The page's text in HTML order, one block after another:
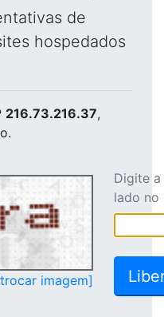
de
hospedados
216.73.216.37,
imagem]
Digite
lado no